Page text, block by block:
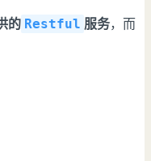
的 Restful 服务，而